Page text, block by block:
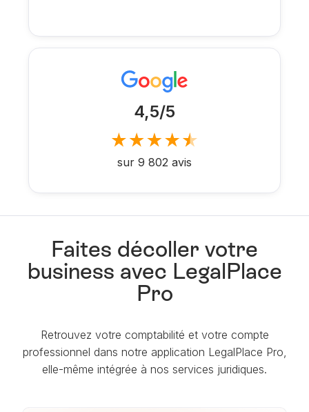
4,5/5
sur 9 802 avis
Faites décoller votre
business avec LegalPlace
Pro
Retrouvez votre comptabilité et votre compte
professionnel dans notre application LegalPlace Pro,
elle-même intégrée à nos services juridiques.